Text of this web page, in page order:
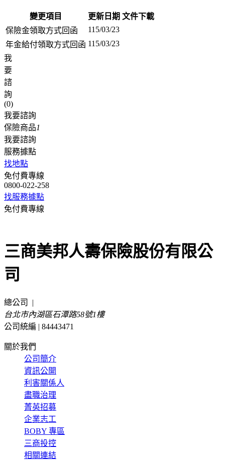
變更項目 更新日期 文件下載
保險金領取方式回函
115/03/23
年金給付領取方式回函 115/03/23
我
要
諮
詢
(0)
我要諮詢
保險商品1
我要諮詢
服務據點
找地點
免付費專線
0800-022-258
找服務據點
免付費專線
三商美邦人壽保險股份有限公
司
總公司
|
台北市內湖區石潭路58號1樓
公司統編 | 84443471
關於我們
公司簡介
資訊公開
利害關係人
盡職治理
菁英招募
企業志工
BOBY 專區
三商投控
相關連結